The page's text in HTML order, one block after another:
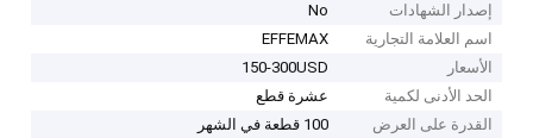
إصدار الشهادات
No
اسم العلامة التجارية
EFFEMAX
الأسعار
150-300USD
الحد الأدنى لكمية
عشرة قطع
القدرة على العرض
100 قطعة في الشهر